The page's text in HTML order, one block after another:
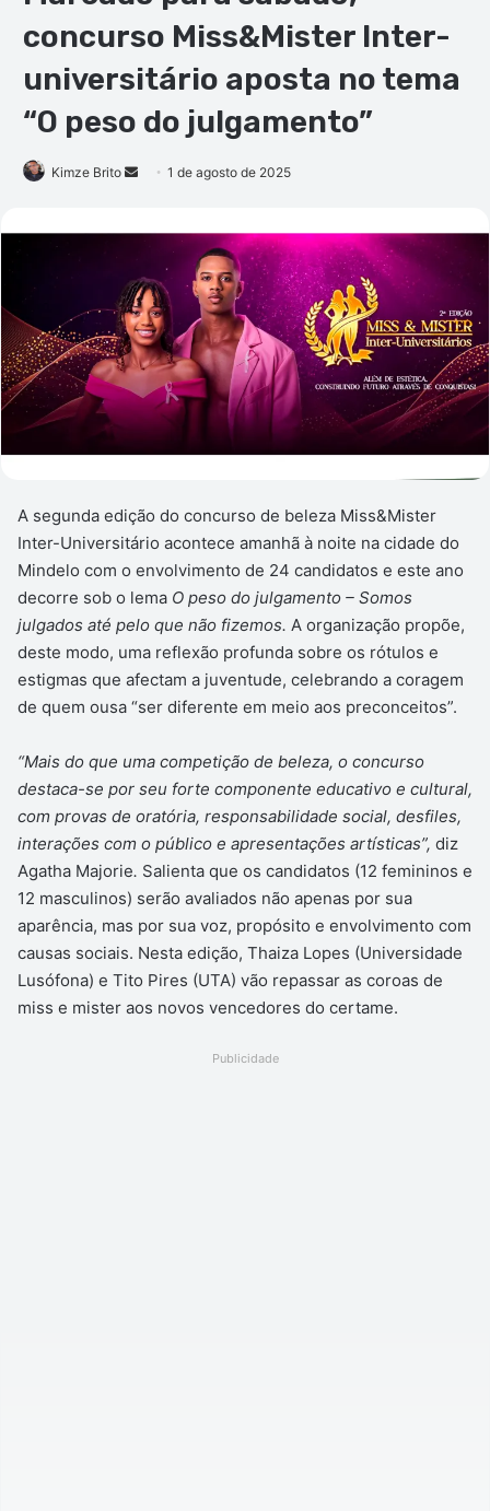
concurso Miss&Mister Inter-
universitário aposta no tema
“O peso do julgamento”
Kimze Brito
Mande1 de agosto de 2025
A segunda edição do concurso de beleza Miss&Mister
Inter-Universitário acontece amanhã à noite na cidade do
Mindelo com o envolvimento de 24 candidatos e este ano
decorre sob o lema O peso do julgamento – Somos
julgados até pelo que não fizemos. A organização propõe,
deste modo, uma reflexão profunda sobre os rótulos e
estigmas que afectam a juventude, celebrando a coragem
de quem ousa “ser diferente em meio aos preconceitos”.
“Mais do que uma competição de beleza, o concurso
destaca-se por seu forte componente educativo e cultural,
com provas de oratória, responsabilidade social, desfiles,
interações com o público e apresentações artísticas”, diz
Agatha Majorie. Salienta que os candidatos (12 femininos e
12 masculinos) serão avaliados não apenas por sua
aparência, mas por sua voz, propósito e envolvimento com
causas sociais. Nesta edição, Thaiza Lopes (Universidade
Lusófona) e Tito Pires (UTA) vão repassar as coroas de
miss e mister aos novos vencedores do certame.
Publicidade